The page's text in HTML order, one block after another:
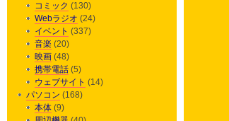
コミック (130)
Webラジオ (24)
イベント (337)
音楽 (20)
映画 (48)
携帯電話 (5)
ウェブサイト (14)
パソコン (168)
本体 (9)